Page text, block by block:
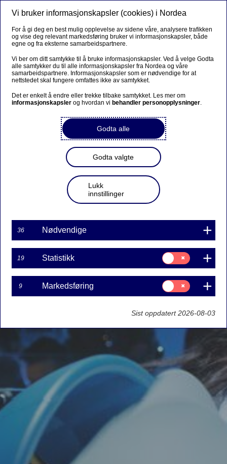
Vi bruker informasjonskapsler (cookies) i Nordea
For å gi deg en best mulig opplevelse av sidene våre, analysere trafikken
og vise deg relevant markedsføring bruker vi informasjonskapsler, både
egne og fra eksterne samarbeidspartnere.
Vi ber om ditt samtykke til å bruke informasjonskapsler. Ved å velge Godta
alle samtykker du til alle informasjonskapsler fra Nordea og våre
samarbeidspartnere. Informasjonskapsler som er nødvendige for at
nettstedet skal fungere omfattes ikke av samtykket.
Det er enkelt å endre eller trekke tilbake samtykket. Les mer om
informasjonskapsler og hvordan vi behandler personopplysninger.
Godta alle
Godta valgte
Lukk
innstillinger
36 Nødvendige
19 Statistikk
Samtykke
til:
Statistikk
9 Markedsføring
Samtykke
til:
Markedsføring
Sist oppdatert 2026-08-03